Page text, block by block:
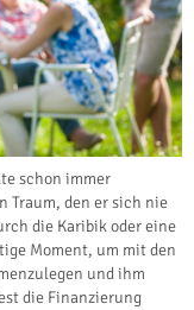
schon immer
Traum, den er sich nie
die Karibik oder eine
Moment, um mit den
und ihm
die Finanzierung